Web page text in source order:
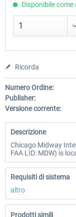
Disponibile
Ricorda
Numero Ordine:
Publisher:
Versione corrente:
Descrizione
Chicago Midway
FAA LID: MDW) is
Requisiti di sistema
altro
Prodotti simili